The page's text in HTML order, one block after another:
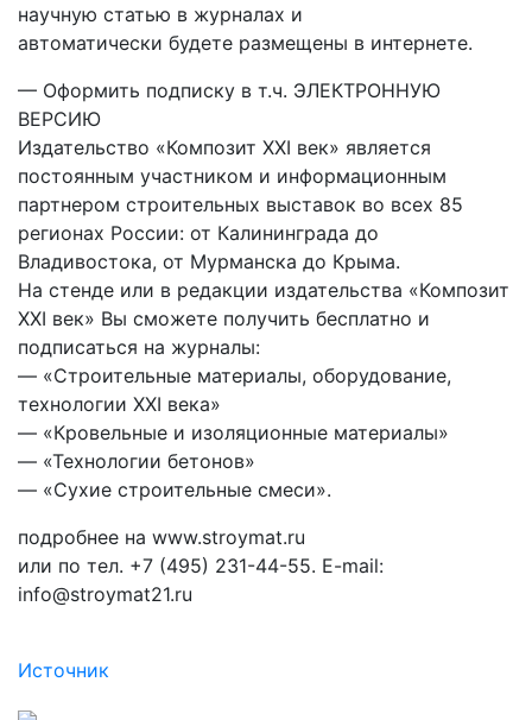
научную статью в журналах и
автоматически будете размещены в интернете.
— Оформить подписку в т.ч. ЭЛЕКТРОННУЮ
ВЕРСИЮ
Издательство «Композит XXI век» является
постоянным участником и информационным
партнером строительных выставок во всех 85
регионах России: от Калининграда до
Владивостока, от Мурманска до Крыма.
На стенде или в редакции издательства «Композит
XXI век» Вы сможете получить бесплатно и
подписаться на журналы:
— «Строительные материалы, оборудование,
технологии XXI века»
— «Кровельные и изоляционные материалы»
— «Технологии бетонов»
— «Сухие строительные смеси».
подробнее на www.stroymat.ru
или по тел. +7 (495) 231-44-55. E-mail:
info@stroymat21.ru
Источник